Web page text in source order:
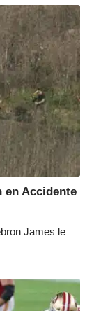
en Accidente
James le